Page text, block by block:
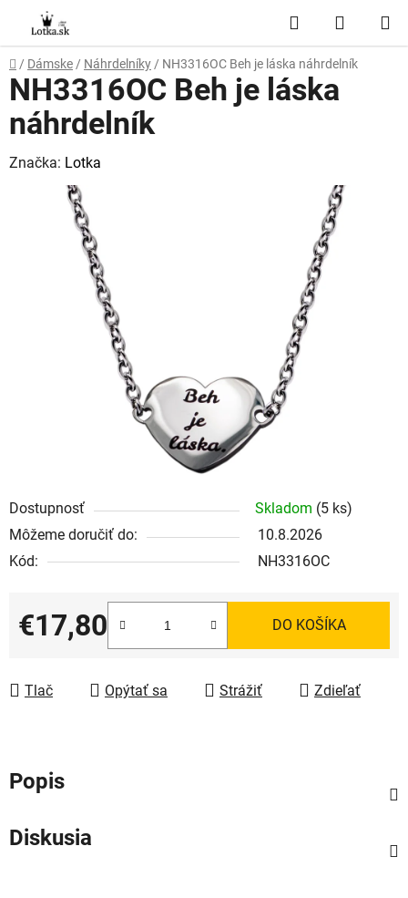
obsah
Hľadať
KOŠÍK
Domov
/ Dámske / Náhrdelníky / NH3316OC Beh je láska náhrdelník
Dostupnosť Skladom (5 ks)
Môžeme doručiť do:
10.8.2026
Kód:
NH3316OC
€17,80
Jednotková cena:
DO KOŠÍKA
Tlač Opýtať sa Strážiť Zdieľať
NH3316OC Beh je láska
náhrdelník
Značka: Lotka
Popis
Diskusia